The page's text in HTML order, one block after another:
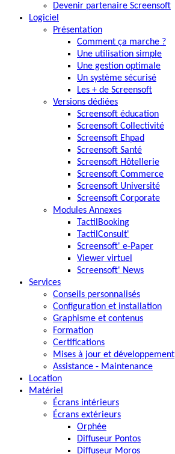
Devenir partenaire Screensoft
Logiciel
Présentation
Comment ça marche ?
Une utilisation simple
Une gestion optimale
Un système sécurisé
Les + de Screensoft
Versions dédiées
Screensoft éducation
Screensoft Collectivité
Screensoft Ehpad
Screensoft Santé
Screensoft Hôtellerie
Screensoft Commerce
Screensoft Université
Screensoft Corporate
Modules Annexes
TactilBooking
TactilConsult'
Screensoft' e-Paper
Viewer virtuel
Screensoft' News
Services
Conseils personnalisés
Configuration et installation
Graphisme et contenus
Formation
Certifications
Mises à jour et développement
Assistance - Maintenance
Location
Matériel
Écrans intérieurs
Écrans extérieurs
Orphée
Diffuseur Pontos
Diffuseur Moros